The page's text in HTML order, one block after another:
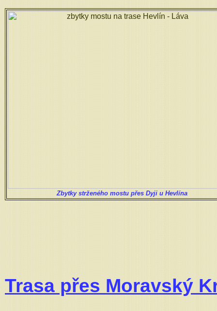
Zbytky strženého mostu přes Dyji u Hevlína
Trasa přes Moravský